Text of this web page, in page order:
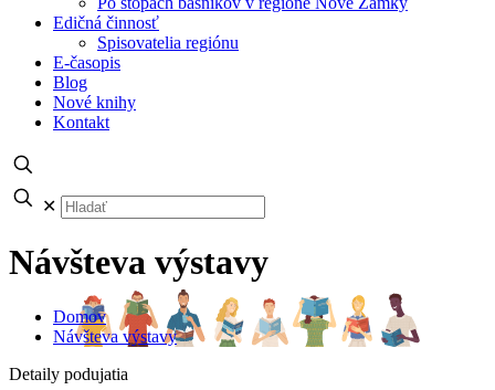
Edičná činnosť
Spisovatelia regiónu
E-časopis
Blog
Nové knihy
Kontakt
✕
Návšteva výstavy
Domov
Návšteva výstavy
Detaily podujatia